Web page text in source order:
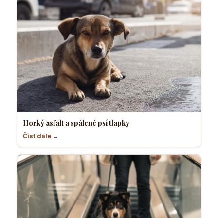
Horký asfalt a spálené psí tlapky
Číst dále →